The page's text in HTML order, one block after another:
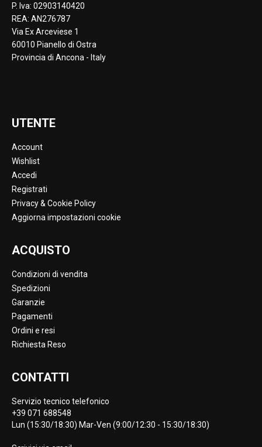
P. Iva: 02903140420
REA: AN276787
Via Ex Arceviese 1
60010 Pianello di Ostra
Provincia di Ancona - Italy
UTENTE
Account
Wishlist
Accedi
Registrati
Privacy & Cookie Policy
Aggiorna impostazioni cookie
ACQUISTO
Condizioni di vendita
Spedizioni
Garanzie
Pagamenti
Ordini e resi
Richiesta Reso
CONTATTI
Servizio tecnico telefonico
+39 071 688548
Lun (15:30/18:30) Mar-Ven (9:00/12:30 - 15:30/18:30)